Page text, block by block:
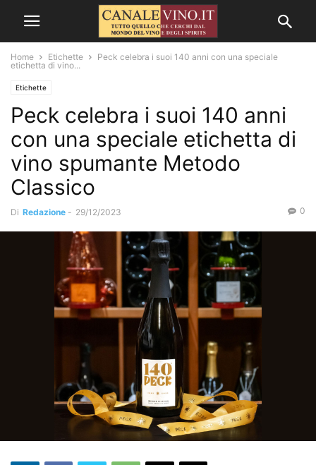
Home Etichette
Peck celebra i suoi 140 anni con una speciale
etichetta di vino...
Etichette
Peck celebra i suoi 140 anni
con una speciale etichetta di
vino spumante Metodo
Classico
Di Redazione - 29/12/2023 0